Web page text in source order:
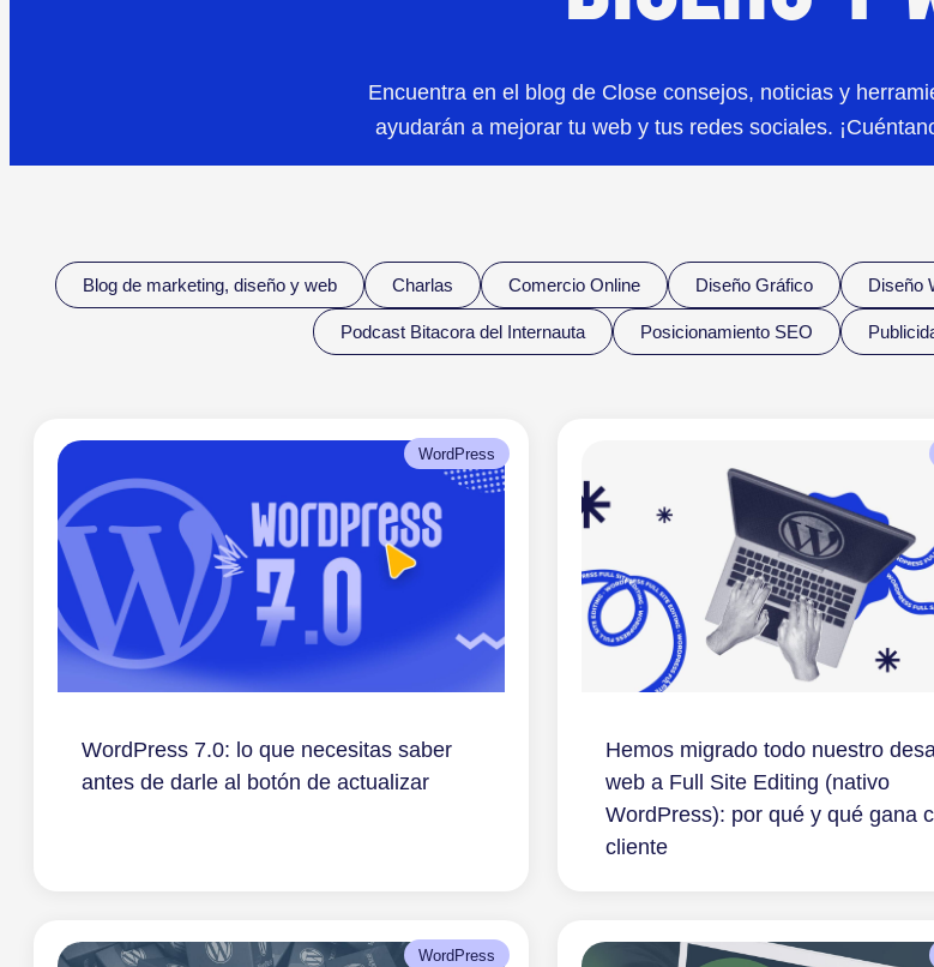
Encuentra en el blog de Close consejos, noticias y
ayudarán a mejorar tu web y tus redes sociales.
Blog de marketing, diseño y web Charlas Comercio Online Diseño Gráfico Diseño
Podcast Bitacora del Internauta Posicionamiento SEO
WordPress
WordPress 7.0: lo que necesitas saber
antes de darle al botón de actualizar
Hemos migrado todo nuestro
web a Full Site Editing (nativo
WordPress): por qué y qué gana
cliente
WordPress